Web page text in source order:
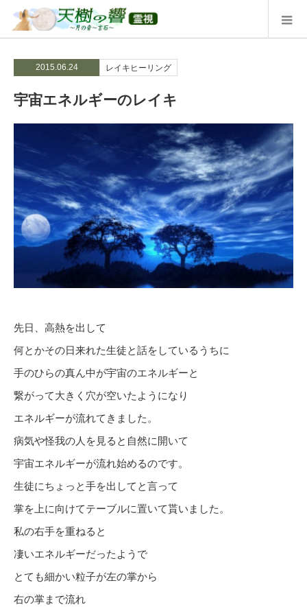
2015.06.24 レイキヒーリング
宇宙エネルギーのレイキ
先日、高熱を出して
何とかその日来れた生徒と話をしているうちに
手のひらの真ん中が宇宙のエネルギーと
繋がって大きく穴が空いたようになり
エネルギーが流れてきました。
病気や怪我の人を見ると自然に開いて
宇宙エネルギーが流れ始めるのです。
生徒にちょっと手を出してと言って
掌を上に向けてテーブルに置いて貰いました。
私の右手を重ねると
凄いエネルギーだったようで
とても細かい粒子が左の掌から
右の掌まで流れ